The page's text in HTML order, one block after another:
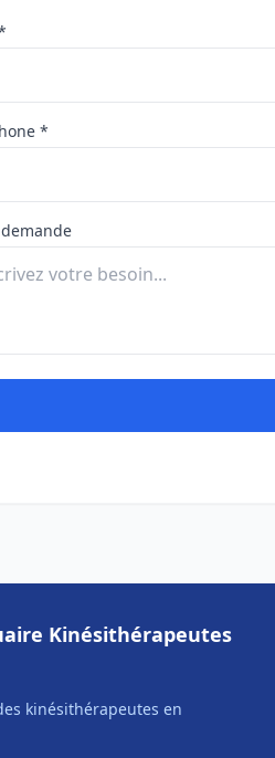
*
Kinésithérapeutes
kinésithérapeutes en